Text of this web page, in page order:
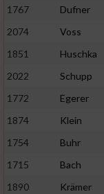
1767
Dufner
2074
Voss
1851
Huschka
2022
Schupp
1772
Egerer
1874
Klein
1754
Buhr
1715
Bach
1890
Krämer